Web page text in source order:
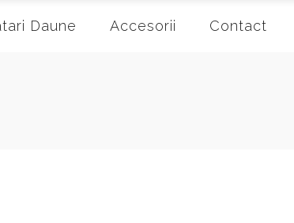
Daune Accesorii Contact